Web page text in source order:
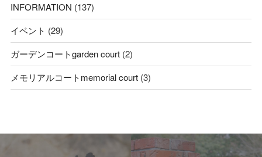
INFORMATION (137)
イベント (29)
ガーデンコートgarden court(2)
メモリアルコートmemorial court(3)